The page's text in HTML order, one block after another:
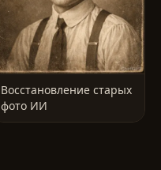
Восстановление старых
фото ИИ